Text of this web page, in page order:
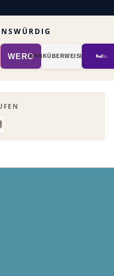
WEROBANK­ÜBER­WEISUNG